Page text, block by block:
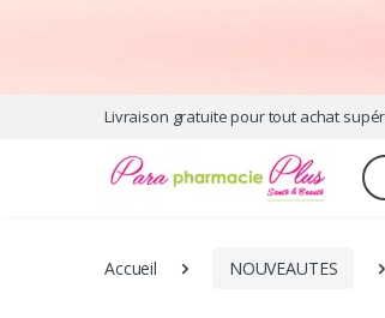
Livraison gratuite pour tout achat
Accueil NOUVEAUTES